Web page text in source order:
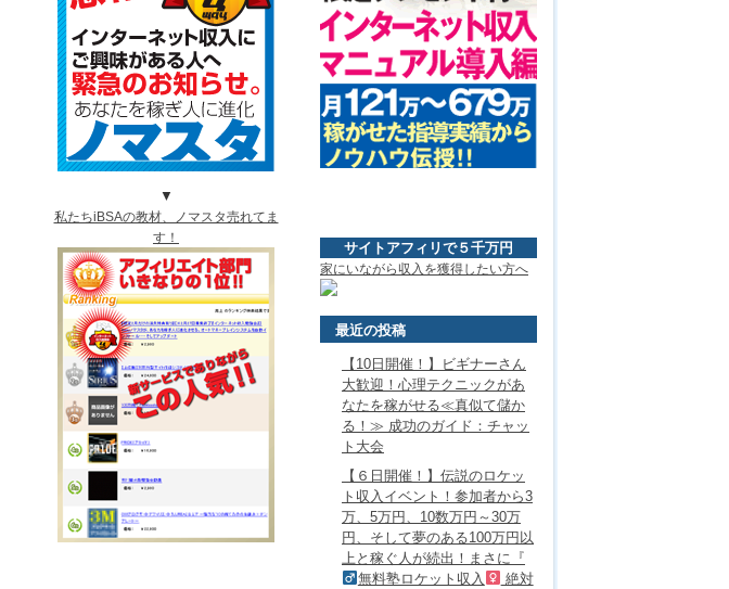
▼
私たちiBSAの教材、ノマスタ売れてま
す！
サイトアフィリで５千万円
家にいながら収入を獲得したい方へ
最近の投稿
【10日開催！】ビギナーさん
大歓迎！心理テクニックがあ
なたを稼がせる≪真似て儲か
る！≫ 成功のガイド：チャッ
ト大会
【６日開催！】伝説のロケッ
ト収入イベント！参加者から3
万、5万円、10数万円～30万
円、そして夢のある100万円以
上と稼ぐ人が続出！まさに『
無料塾ロケット収入
絶対